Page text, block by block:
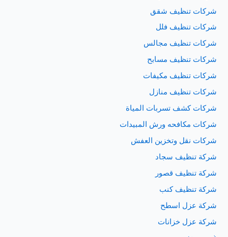
شركات تنظيف شقق
شركات تنظيف فلل
شركات تنظيف مجالس
شركات تنظيف مسابح
شركات تنظيف مكيفات
شركات تنظيف منازل
شركات كشف تسربات المياة
شركات مكافحه ورش المبيدات
شركات نقل وتخزين العفش
شركة تنظيف سجاد
شركة تنظيف قصور
شركة تنظيف كنب
شركة عزل اسطح
شركة عزل خزانات